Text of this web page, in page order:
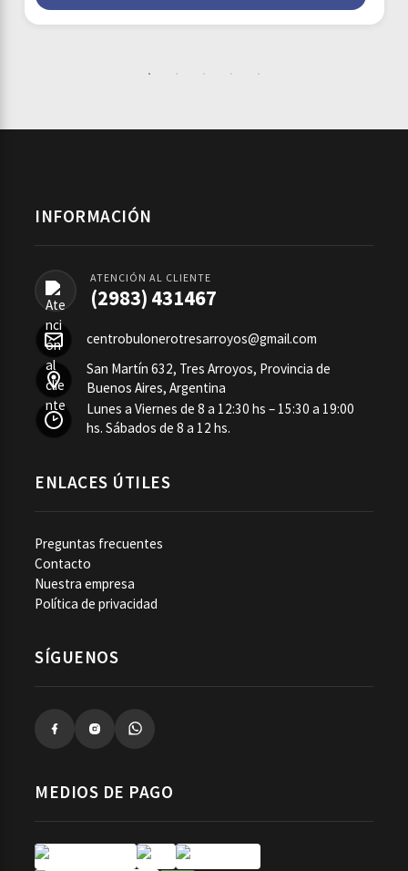
INFORMACIÓN
ATENCIÓN AL CLIENTE
(2983) 431467
centrobulonerotresarroyos@gmail.com
San Martín 632, Tres Arroyos, Provincia de
Buenos Aires, Argentina
Lunes a Viernes de 8 a 12:30 hs – 15:30 a 19:00
hs. Sábados de 8 a 12 hs.
ENLACES ÚTILES
Preguntas frecuentes
Contacto
Nuestra empresa
Política de privacidad
SÍGUENOS
MEDIOS DE PAGO